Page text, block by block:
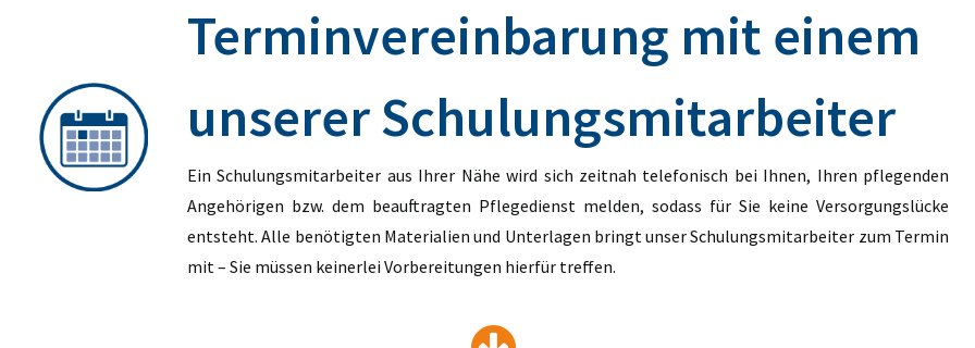
Terminvereinbarung mit einem
unserer Schulungsmitarbeiter
Ein Schulungsmitarbeiter aus Ihrer Nähe wird sich zeitnah telefonisch bei Ihnen, Ihren pflegenden
Angehörigen bzw. dem beauftragten Pflegedienst melden, sodass für Sie keine Versorgungslücke
entsteht. Alle benötigten Materialien und Unterlagen bringt unser Schulungsmitarbeiter zum Termin
mit – Sie müssen keinerlei Vorbereitungen hierfür treffen.